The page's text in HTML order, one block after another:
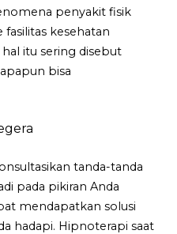
penyakit fisik
fasilitas kesehatan
itu sering disebut
bisa
tanda-tanda
pada pikiran Anda
mendapatkan solusi
hadapi. Hipnoterapi saat